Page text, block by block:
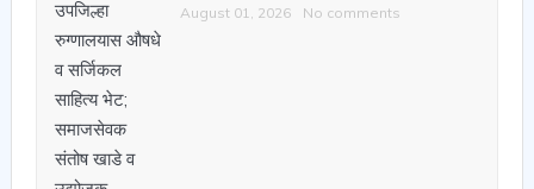
August 01, 2026 No comments